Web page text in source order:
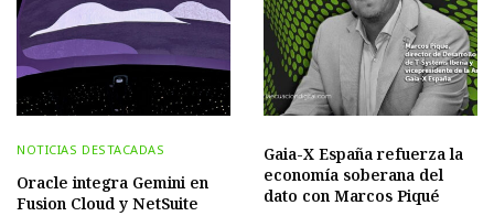
NOTICIAS DESTACADAS
Oracle integra Gemini en
Fusion Cloud y NetSuite
Gaia-X España refuerza la
economía soberana del
dato con Marcos Piqué